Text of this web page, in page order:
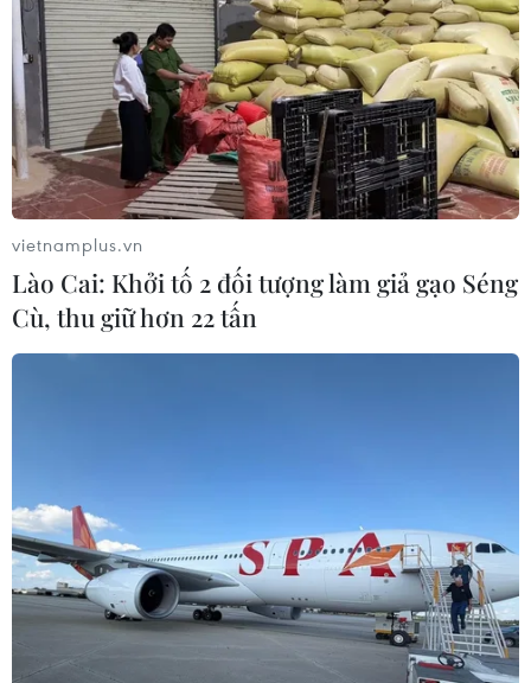
vietnamplus.vn
Lào Cai: Khởi tố 2 đối tượng làm giả gạo Séng
Cù, thu giữ hơn 22 tấn